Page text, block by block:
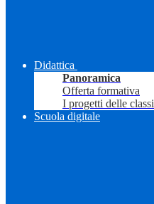
Didattica
Panoramica
Offerta formativa
I progetti delle classi
Scuola digitale